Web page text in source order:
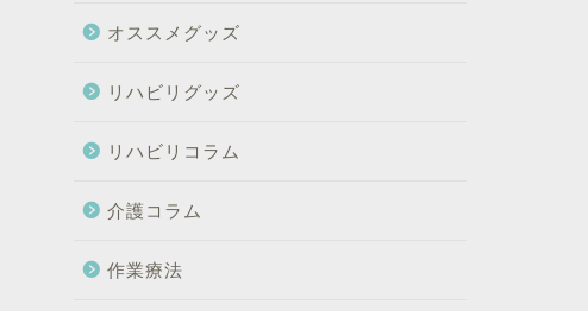
オススメグッズ
リハビリグッズ
リハビリコラム
介護コラム
作業療法